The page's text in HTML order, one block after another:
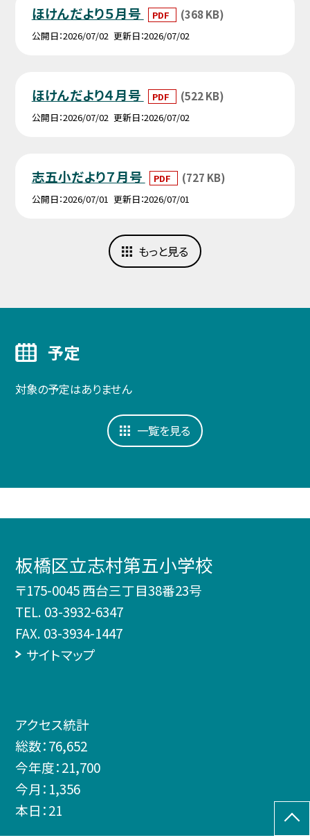
ほけんだより５月号 PDF (368 KB)
公開日 2026/07/02 更新日 2026/07/02
ほけんだより４月号 PDF (522 KB)
公開日 2026/07/02 更新日 2026/07/02
志五小だより７月号 PDF (727 KB)
公開日 2026/07/01 更新日 2026/07/01
もっと見る
予定
対象の予定はありません
一覧を見る
板橋区立志村第五小学校
〒175-0045 西台三丁目38番23号
TEL. 03-3932-6347
FAX. 03-3934-1447
サイトマップ
アクセス統計
総数：76,652
今年度：21,700
今月： 1,356
本日：21